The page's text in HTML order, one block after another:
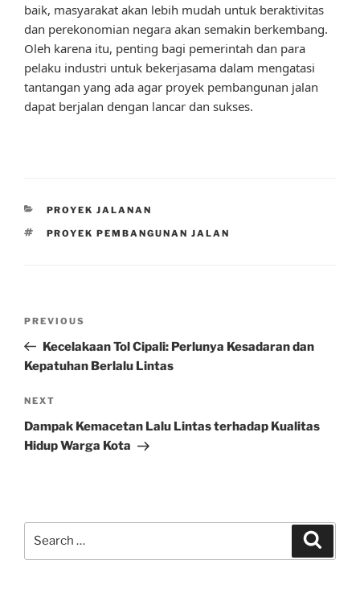
baik, masyarakat akan lebih mudah untuk beraktivitas
dan perekonomian negara akan semakin berkembang.
Oleh karena itu, penting bagi pemerintah dan para
pelaku industri untuk bekerjasama dalam mengatasi
tantangan yang ada agar proyek pembangunan jalan
dapat berjalan dengan lancar dan sukses.
CATEGORIES
PROYEK JALANAN
TAGS
PROYEK PEMBANGUNAN JALAN
Previous
Post
PREVIOUS
Kecelakaan Tol Cipali: Perlunya Kesadaran dan
Kepatuhan Berlalu Lintas
Next
Post
NEXT
Dampak Kemacetan Lalu Lintas terhadap Kualitas
Hidup Warga Kota